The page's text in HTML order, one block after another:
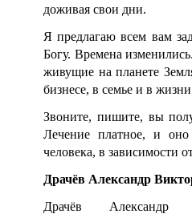
доживая свои дни.
Я предлагаю всем вам
Богу. Времена
живущие на планете
бизнесе, в семье и в
Звоните, пишите, вы
Лечение платное, и
человека, в зависимости
Драчёв Александр
Драчёв Александр